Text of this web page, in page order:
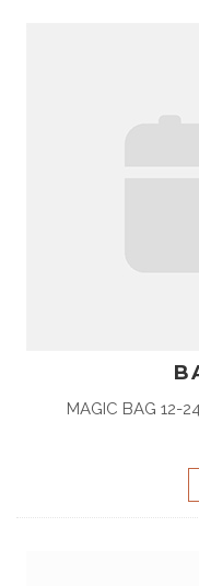
MAGIC BAG 12-